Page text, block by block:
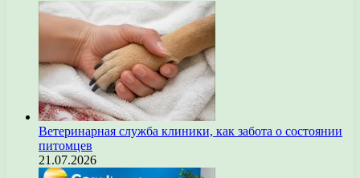
Ветеринарная служба клиники, как забота о состоянии
питомцев
21.07.2026